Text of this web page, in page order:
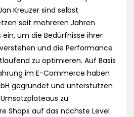
Kreuzer sind selbst
seit mehreren Jahren
um die Bedürfnisse ihrer
und die Performance
zu optimieren. Auf Basis
im E-Commerce haben
gegründet und unterstützen
zu
Shops auf das nächste Level